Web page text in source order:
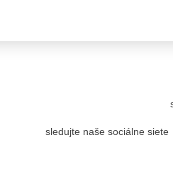
sledujte naše sociálne siete